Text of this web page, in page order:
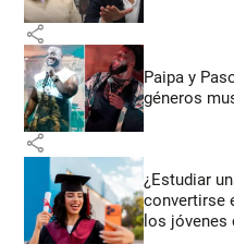
share
Paipa y
géneros
share
¿Estudiar
convertirse
los